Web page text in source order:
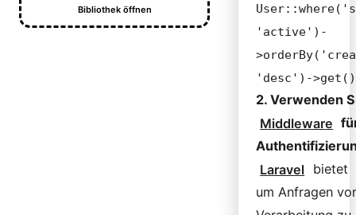
Bibliothek öffnen
'active')-
'desc')-
2. Verwenden
Middleware
Laravel bietet
um Anfragen